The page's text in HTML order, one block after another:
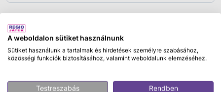
Leírás
Tedd magadat ellenállhatatlanná a fésülködő asztalnál!
szépségápoláshoz elengedhetetlen bútor, ami előtt ülve
A weboldalon sütiket használnunk
Sütiket használunk a tartalmak és hirdetések személyre szabásához,
közösségi funkciók biztosításához, valamint weboldalunk elemzéséhez.
Testreszabás Rendben